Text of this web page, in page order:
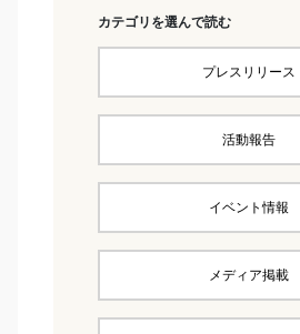
カテゴリを選んで読む
プレスリリース
活動報告
イベント情報
メディア掲載